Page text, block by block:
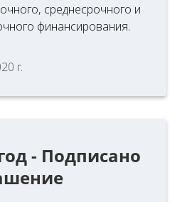
среднесрочного и
финансирования.
г.
- Подписано